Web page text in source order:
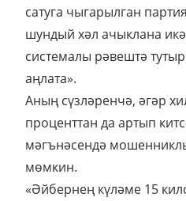
сатуга чыгарылган
шундый хәл ачыклана
системалы рәвештә
аңлата».
Аның сүзләренчә, әгәр
проценттан да артып
мәгънәсендә
мөмкин.
«Әйбернең күләме 15